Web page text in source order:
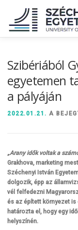
tartalomhoz
DIPLOMAÁTADÓ
Szibériából
egyetemen
a pályáján
2022.01.21. A
„Arany idők voltak a
Grakhova, marketing
Széchenyi István
dolgozik, épp az
vél felfedezni
és az épített környezet
határozta el, hogy egy
helyszínén.